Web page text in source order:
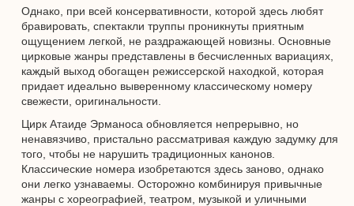
Однако, при всей консервативности, которой здесь любят
бравировать, спектакли труппы проникнуты приятным
ощущением легкой, не раздражающей новизны. Основные
цирковые жанры представлены в бесчисленных вариациях,
каждый выход обогащен режиссерской находкой, которая
придает идеально выверенному классическому номеру
свежести, оригинальности.
Цирк Атаиде Эрманоса обновляется непрерывно, но
ненавязчиво, пристально рассматривая каждую задумку для
того, чтобы не нарушить традиционных канонов.
Классические номера изобретаются здесь заново, однако
они легко узнаваемы. Осторожно комбинируя привычные
жанры с хореографией, театром, музыкой и уличными